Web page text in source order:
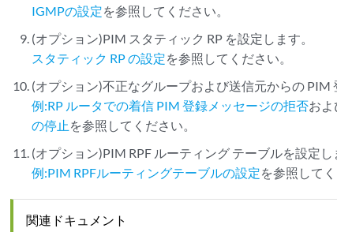
IGMPの設定を参照してください。
(オプション)PIM スタティック RP を設定します。
スタティック RP の設定を参照してください。
(オプション)不正なグループおよび送信元からの PIM
例:RP ルータでの着信 PIM 登録メッセージの拒否お
の停止 を参照してください。
(オプション)PIM RPF ルーティング テーブルを設定し
例:PIM RPFルーティングテーブルの設定を参照してく
関連ドキュメント